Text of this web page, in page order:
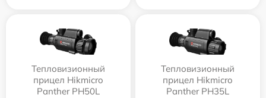
Тепловизионный
прицел Hikmicro
Panther PH50L
Тепловизионный
прицел Hikmicro
Panther PH35L